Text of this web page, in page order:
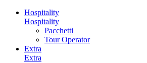
Hospitality
Hospitality
Pacchetti
Tour Operator
Extra
Extra